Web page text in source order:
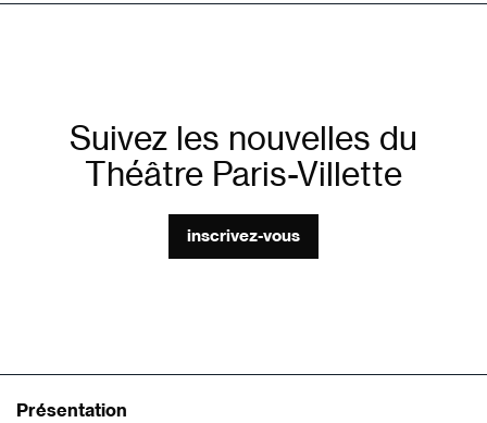
Suivez les nouvelles du
Théâtre Paris-Villette
inscrivez-vous
Présentation